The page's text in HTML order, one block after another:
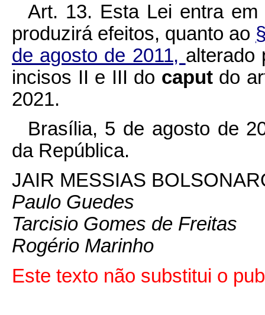
Art. 13. Esta Lei entra
produzirá efeitos, quanto ao
de agosto de 2011, alterado
incisos II e III do caput do
2021.
Brasília, 5 de agosto de
da República.
JAIR MESSIAS
Paulo Guedes
Tarcisio Gomes de Freitas
Rogério Marinho
Este texto não substitui o